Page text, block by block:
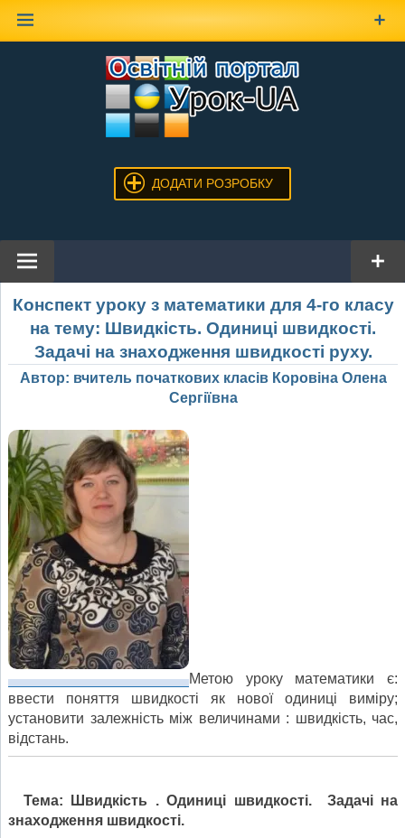
ДОДАТИ РОЗРОБКУ
Конспект уроку з математики для 4-го класу
на тему: Швидкість. Одиниці швидкості.
Задачі на знаходження швидкості руху.
Автор: вчитель початкових класів Коровіна Олена
Сергіївна
Метою уроку математики є:
ввести поняття швидкості як нової одиниці виміру;
установити залежність між величинами : швидкість, час,
відстань.
Тема: Швидкість . Одиниці швидкості. Задачі на
знаходження швидкості.